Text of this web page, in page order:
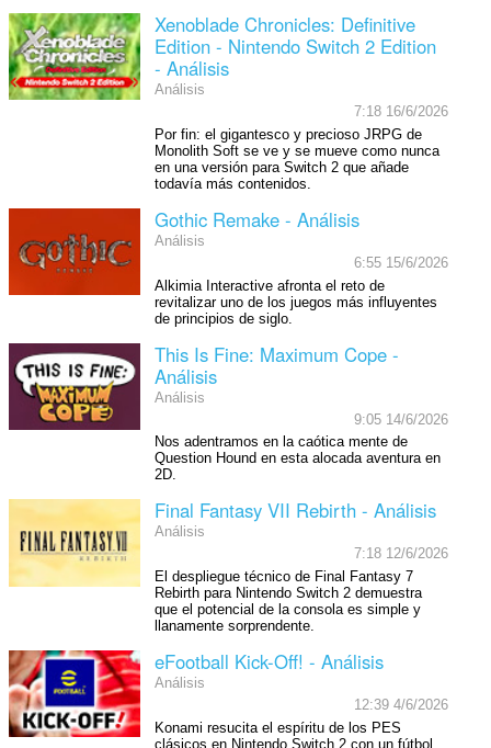
Xenoblade Chronicles: Definitive
Edition - Nintendo Switch 2 Edition
- Análisis
Análisis
7:18 16/6/2026
Por fin: el gigantesco y precioso JRPG de
Monolith Soft se ve y se mueve como nunca
en una versión para Switch 2 que añade
todavía más contenidos.
Gothic Remake - Análisis
Análisis
6:55 15/6/2026
Alkimia Interactive afronta el reto de
revitalizar uno de los juegos más influyentes
de principios de siglo.
This Is Fine: Maximum Cope -
Análisis
Análisis
9:05 14/6/2026
Nos adentramos en la caótica mente de
Question Hound en esta alocada aventura en
2D.
Final Fantasy VII Rebirth - Análisis
Análisis
7:18 12/6/2026
El despliegue técnico de Final Fantasy 7
Rebirth para Nintendo Switch 2 demuestra
que el potencial de la consola es simple y
llanamente sorprendente.
eFootball Kick-Off! - Análisis
Análisis
12:39 4/6/2026
Konami resucita el espíritu de los PES
clásicos en Nintendo Switch 2 con un fútbol